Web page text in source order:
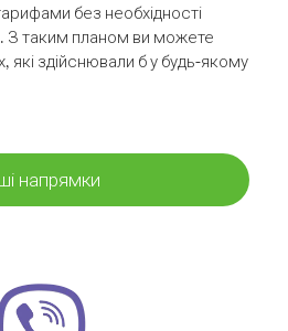
без необхідності
З таким планом ви можете
які здійснювали б у будь-якому
напрямки